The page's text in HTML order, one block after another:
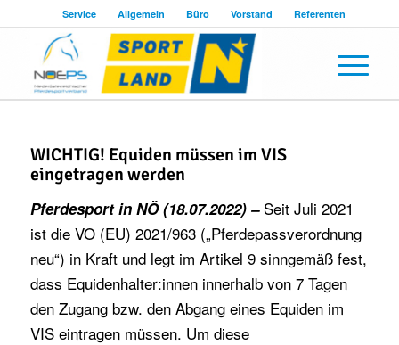
Service Allgemein Büro Vorstand Referenten
WICHTIG! Equiden müssen im VIS
eingetragen werden
Pferdesport in NÖ (18.07.2022) – Seit Juli 2021
ist die VO (EU) 2021/963 („Pferdepassverordnung
neu“) in Kraft und legt im Artikel 9 sinngemäß fest,
dass Equidenhalter:innen innerhalb von 7 Tagen
den Zugang bzw. den Abgang eines Equiden im
VIS eintragen müssen. Um diese